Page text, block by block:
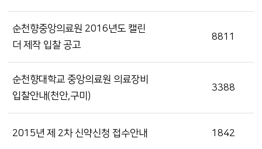
순천향중앙의료원 2016년도 캘린
더 제작 입찰 공고
8811
순천향대학교 중앙의료원 의료장비
입찰안내(천안,구미)
3388
2015년 제 2차 신약신청 접수안내 1842